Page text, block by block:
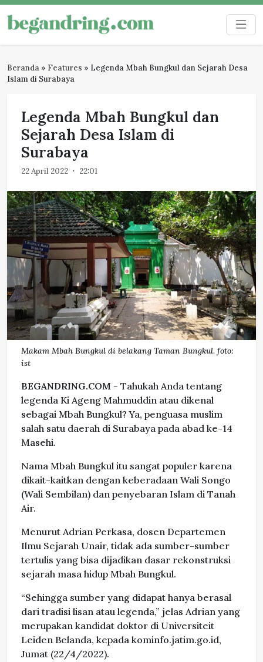
Skip
to
content
Begandring
Menjaga ingatan untuk masa depan
Beranda » Features » Legenda Mbah Bungkul dan Sejarah Desa
Islam di Surabaya
Legenda Mbah Bungkul dan
Sejarah Desa Islam di
Surabaya
22 April 2022 22:01
Makam Mbah Bungkul di belakang Taman Bungkul. foto:
ist
BEGANDRING.COM - Tahukah Anda tentang
legenda Ki Ageng Mahmuddin atau dikenal
sebagai Mbah Bungkul? Ya, penguasa muslim
salah satu daerah di Surabaya pada abad ke-14
Masehi.
Nama Mbah Bungkul itu sangat populer karena
dikait-kaitkan dengan keberadaan Wali Songo
(Wali Sembilan) dan penyebaran Islam di Tanah
Air.
Menurut Adrian Perkasa, dosen Departemen
Ilmu Sejarah Unair, tidak ada sumber-sumber
tertulis yang bisa dijadikan dasar rekonstruksi
sejarah masa hidup Mbah Bungkul.
“Sehingga sumber yang didapat hanya berasal
dari tradisi lisan atau legenda,” jelas Adrian yang
merupakan kandidat doktor di Universiteit
Leiden Belanda, kepada kominfo.jatim.go.id,
Jumat (22/4/2022).